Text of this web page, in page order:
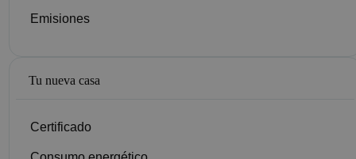
Emisiones
Tu nueva casa
Certificado